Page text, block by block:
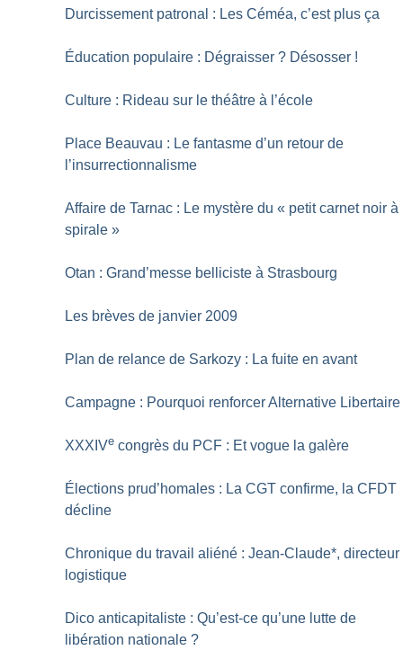
Durcissement patronal : Les Céméa, c’est plus ça
Éducation populaire : Dégraisser ? Désosser !
Culture : Rideau sur le théâtre à l’école
Place Beauvau : Le fantasme d’un retour de
l’insurrectionnalisme
Affaire de Tarnac : Le mystère du « petit carnet noir à
spirale »
Otan : Grand’messe belliciste à Strasbourg
Les brèves de janvier 2009
Plan de relance de Sarkozy : La fuite en avant
Campagne : Pourquoi renforcer Alternative Libertaire
XXXIVe congrès du PCF : Et vogue la galère
Élections prud’homales : La CGT confirme, la CFDT
décline
Chronique du travail aliéné : Jean-Claude*, directeur
logistique
Dico anticapitaliste : Qu’est-ce qu’une lutte de
libération nationale ?